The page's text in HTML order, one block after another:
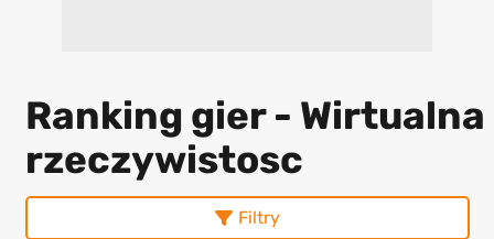
Ranking gier - Wirtualna
rzeczywistosc
Filtry